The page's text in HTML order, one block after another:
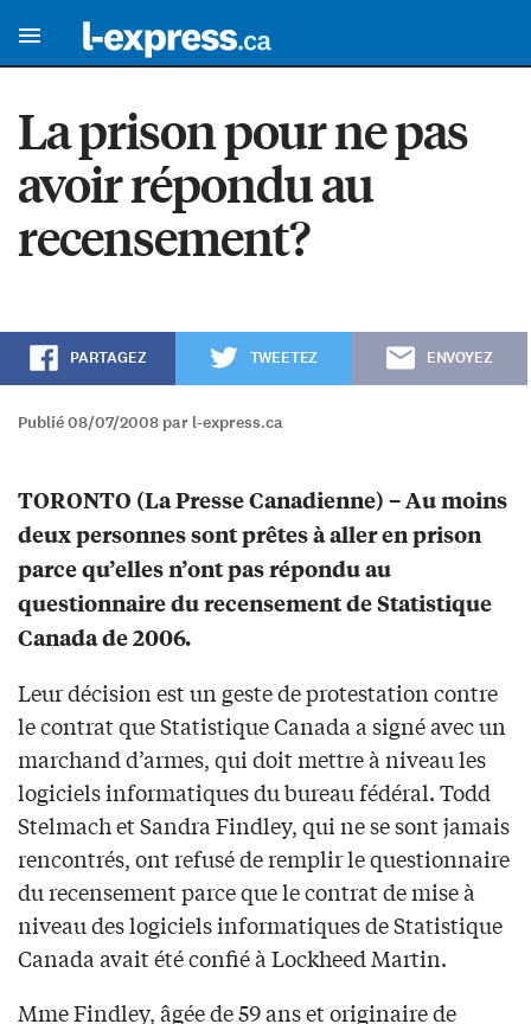
La prison pour ne pas
avoir répondu au
recensement?
PARTAGEZ TWEETEZ ENVOYEZ
Publié 08/07/2008 par l-express.ca
TORONTO (La Presse Canadienne) – Au moins
deux personnes sont prêtes à aller en prison
parce qu’elles n’ont pas répondu au
questionnaire du recensement de Statistique
Canada de 2006.
Leur décision est un geste de protestation contre
le contrat que Statistique Canada a signé avec un
marchand d’armes, qui doit mettre à niveau les
logiciels informatiques du bureau fédéral. Todd
Stelmach et Sandra Findley, qui ne se sont jamais
rencontrés, ont refusé de remplir le questionnaire
du recensement parce que le contrat de mise à
niveau des logiciels informatiques de Statistique
Canada avait été confié à Lockheed Martin.
Mme Findley, âgée de 59 ans et originaire de